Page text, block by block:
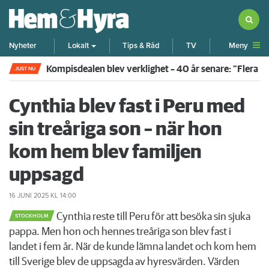
Nyheter Lokalt Tips & Råd TV Meny
JUST NU Kompisdealen blev verklighet – 40 år senare: "Flera
Cynthia blev fast i Peru med
sin treåriga son – när hon
kom hem blev familjen
uppsagd
16 JUNI 2025 KL 14:00
STOCKHOLM
Cynthia reste till Peru för att besöka sin sjuka
pappa. Men hon och hennes treåriga son blev fast i
landet i fem år. När de kunde lämna landet och kom hem
till Sverige blev de uppsagda av hyresvärden. Värden